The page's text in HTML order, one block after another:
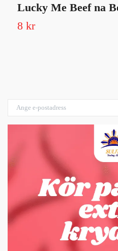
Lucky Me Beef na
8 kr